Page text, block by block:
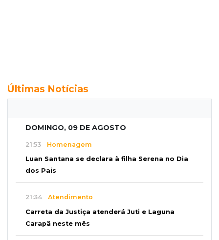
Últimas Notícias
DOMINGO, 09 DE AGOSTO
21:53 Homenagem
Luan Santana se declara à filha Serena no Dia
dos Pais
21:34 Atendimento
Carreta da Justiça atenderá Juti e Laguna
Carapã neste mês